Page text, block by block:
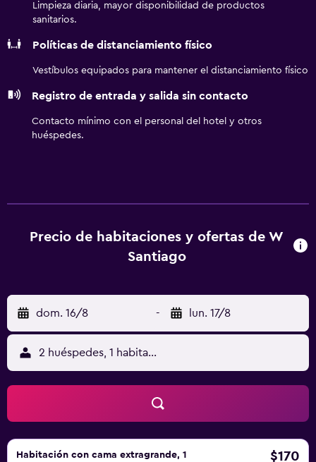
Limpieza diaria, mayor disponibilidad de productos
sanitarios.
Políticas de distanciamiento físico
Vestíbulos equipados para mantener el distanciamiento físico
Registro de entrada y salida sin contacto
Contacto mínimo con el personal del hotel y otros
huéspedes.
Precio de habitaciones y ofertas de W
Santiago
dom. 16/8 - lun. 17/8
2 huéspedes, 1 habitación
Habitación con cama extragrande, 1
$170